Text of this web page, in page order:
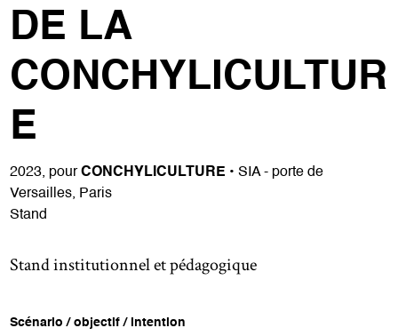
DE LA
CONCHYLICULTUR
E
2023, pourCONCHYLICULTURE • SIA - porte de
Versailles, Paris
Stand
Stand institutionnel et pédagogique
Scénario / objectif / intention